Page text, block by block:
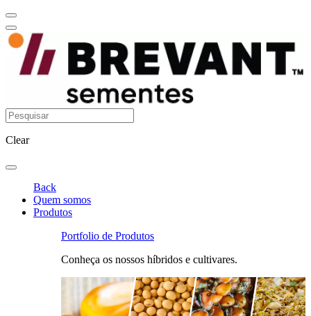
Clear
Back
Quem somos
Produtos
Portfolio de Produtos
Conheça os nossos híbridos e cultivares.